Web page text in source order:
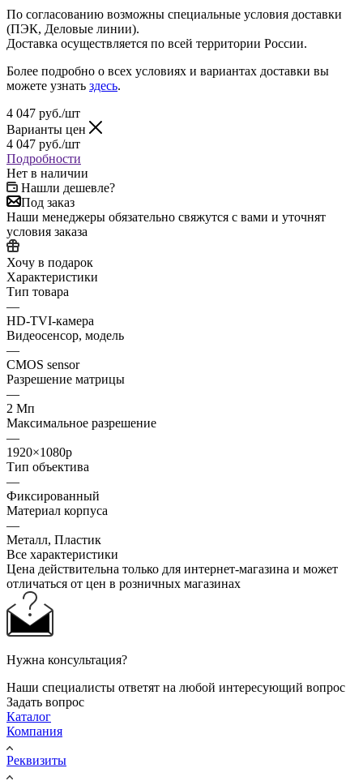
По согласованию возможны специальные условия доставки
(ПЭК, Деловые линии).
Доставка осуществляется по всей территории России.
Более подробно о всех условиях и вариантах доставки вы
можете узнать здесь.
4 047 руб./шт
Варианты цен
4 047 руб./шт
Подробности
Нет в наличии
Нашли дешевле?
Под заказ
Наши менеджеры обязательно свяжутся с вами и уточнят
условия заказа
Хочу в подарок
Характеристики
Тип товара
—
HD-TVI-камера
Видеосенсор, модель
—
CMOS sensor
Разрешение матрицы
—
2 Мп
Максимальное разрешение
—
1920×1080p
Тип объектива
—
Фиксированный
Материал корпуса
—
Металл, Пластик
Все характеристики
Цена действительна только для интернет-магазина и может
отличаться от цен в розничных магазинах
Нужна консультация?
Наши специалисты ответят на любой интересующий вопрос
Задать вопрос
Каталог
Компания
Реквизиты